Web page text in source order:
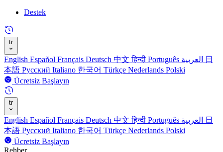
Destek
tr
English Español Français Deutsch 中文हिन्दी Português
日
本語 Русский Italiano 한국어 Türkçe Nederlands Polski
Ücretsiz Başlayın
tr
English Español Français Deutsch 中文हिन्दी Português
日
本語 Русский Italiano 한국어 Türkçe Nederlands Polski
Ücretsiz Başlayın
Rehber